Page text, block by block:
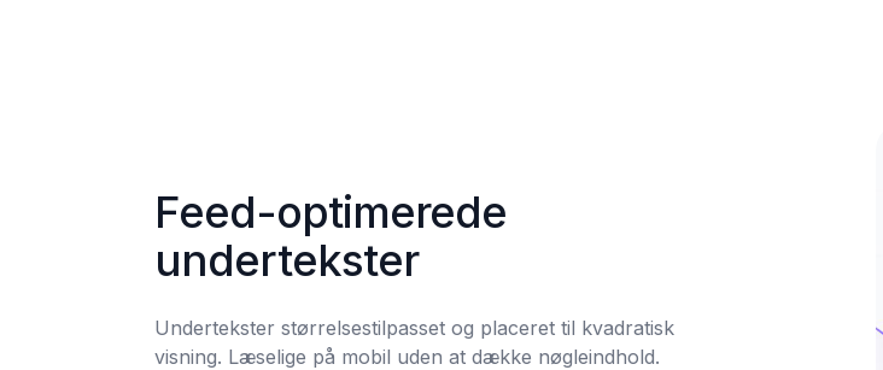
Feed-optimerede
undertekster
Undertekster størrelsestilpasset og placeret til kvadratisk
visning. Læselige på mobil uden at dække nøgleindhold.